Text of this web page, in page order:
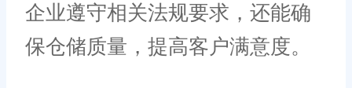
企业遵守相关法规要求，还能确
保仓储质量，提高客户满意度。